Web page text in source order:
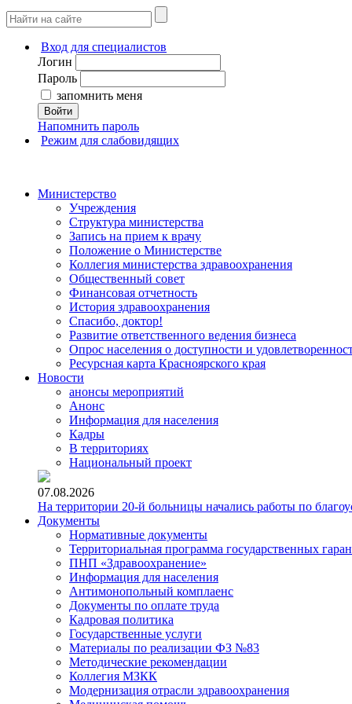
Вход для специалистов
Логин
Пароль
запомнить меня
Войти
Напомнить пароль
Режим для слабовидящих
Министерство
Учреждения
Структура министерства
Запись на прием к врачу
Положение о Министерстве
Коллегия министерства здравоохранения
Общественный совет
Финансовая отчетность
История здравоохранения
Спасибо, доктор!
Развитие ответственного ведения бизнеса
Опрос населения о доступности и
Ресурсная карта Красноярского края
Новости
анонсы мероприятий
Анонс
Информация для населения
Кадры
В территориях
Национальный проект
07.08.2026
На территории 20-й больницы начались работы по
Документы
Нормативные документы
Территориальная программа государственных
ПНП «Здравоохранение»
Информация для населения
Антимонопольный комплаенс
Документы по оплате труда
Кадровая политика
Государственные услуги
Материалы по реализации ФЗ №83
Методические рекомендации
Коллегия МЗКК
Модернизация отрасли здравоохранения